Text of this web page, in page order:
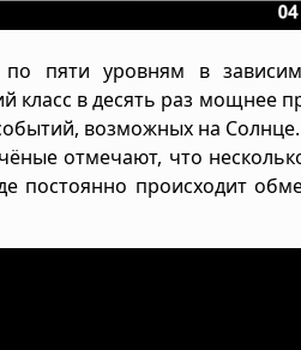
пяти уровням в
класс в десять раз мощнее
возможных на
отмечают, что
постоянно происходит